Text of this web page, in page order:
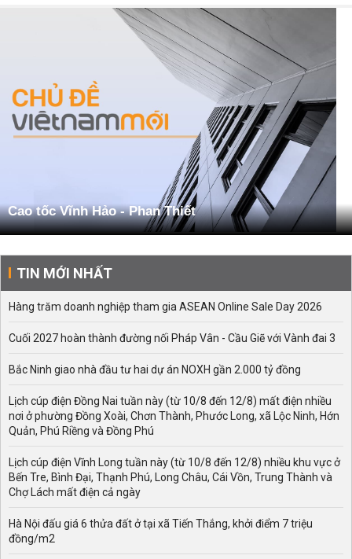
Cao tốc Vĩnh Hảo - Phan Thiết
TIN MỚI NHẤT
Hàng trăm doanh nghiệp tham gia ASEAN Online Sale Day 2026
Cuối 2027 hoàn thành đường nối Pháp Vân - Cầu Giẽ với Vành đai 3
Bắc Ninh giao nhà đầu tư hai dự án NOXH gần 2.000 tỷ đồng
Lịch cúp điện Đồng Nai tuần này (từ 10/8 đến 12/8) mất điện nhiều
nơi ở phường Đồng Xoài, Chơn Thành, Phước Long, xã Lộc Ninh, Hớn
Quản, Phú Riềng và Đồng Phú
Lịch cúp điện Vĩnh Long tuần này (từ 10/8 đến 12/8) nhiều khu vực ở
Bến Tre, Bình Đại, Thạnh Phú, Long Châu, Cái Vồn, Trung Thành và
Chợ Lách mất điện cả ngày
Hà Nội đấu giá 6 thửa đất ở tại xã Tiến Thắng, khởi điểm 7 triệu
đồng/m2